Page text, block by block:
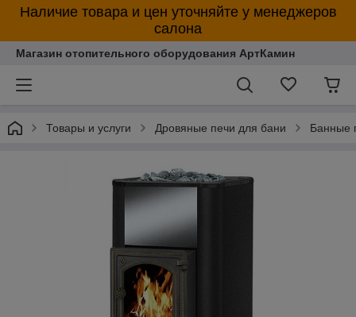
Наличие товара и цен уточняйте у менеджеров
салона
Магазин отопительного оборудования АртКамин
Товары и услуги Дровяные печи для бани Банные